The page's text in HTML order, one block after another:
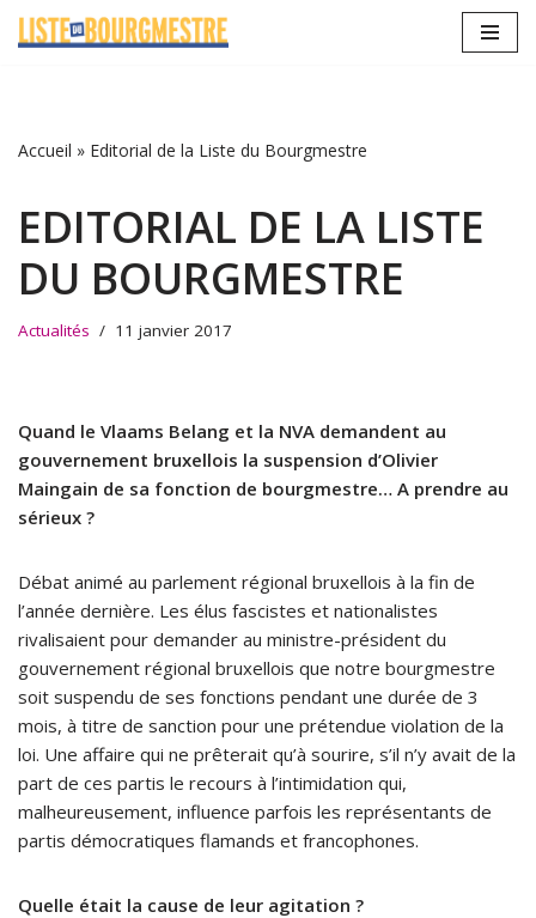
Accueil » Editorial de la Liste du Bourgmestre
EDITORIAL DE LA LISTE
DU BOURGMESTRE
Actualités 11 janvier 2017
Quand le Vlaams Belang et la NVA demandent au
gouvernement bruxellois la suspension d’Olivier
Maingain de sa fonction de bourgmestre… A prendre au
sérieux ?
Débat animé au parlement régional bruxellois à la fin de
l’année dernière. Les élus fascistes et nationalistes
rivalisaient pour demander au ministre-président du
gouvernement régional bruxellois que notre bourgmestre
soit suspendu de ses fonctions pendant une durée de 3
mois, à titre de sanction pour une prétendue violation de la
loi. Une affaire qui ne prêterait qu’à sourire, s’il n’y avait de la
part de ces partis le recours à l’intimidation qui,
malheureusement, influence parfois les représentants de
partis démocratiques flamands et francophones.
Quelle était la cause de leur agitation ?